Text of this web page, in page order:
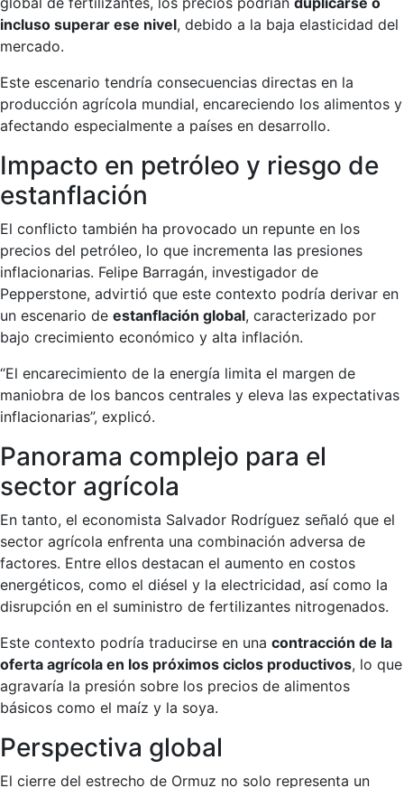
incluso superar ese nivel, debido a la baja elasticidad del
mercado.
Este escenario tendría consecuencias directas en la
producción agrícola mundial, encareciendo los alimentos y
afectando especialmente a países en desarrollo.
Impacto en petróleo y riesgo de
estanflación
El conflicto también ha provocado un repunte en los
precios del petróleo, lo que incrementa las presiones
inflacionarias. Felipe Barragán, investigador de
Pepperstone, advirtió que este contexto podría derivar en
un escenario de estanflación global, caracterizado por
bajo crecimiento económico y alta inflación.
“El encarecimiento de la energía limita el margen de
maniobra de los bancos centrales y eleva las expectativas
inflacionarias”, explicó.
Panorama complejo para el
sector agrícola
En tanto, el economista Salvador Rodríguez señaló que el
sector agrícola enfrenta una combinación adversa de
factores. Entre ellos destacan el aumento en costos
energéticos, como el diésel y la electricidad, así como la
disrupción en el suministro de fertilizantes nitrogenados.
Este contexto podría traducirse en una contracción de la
oferta agrícola en los próximos ciclos productivos, lo que
agravaría la presión sobre los precios de alimentos
básicos como el maíz y la soya.
Perspectiva global
El cierre del estrecho de Ormuz no solo representa un